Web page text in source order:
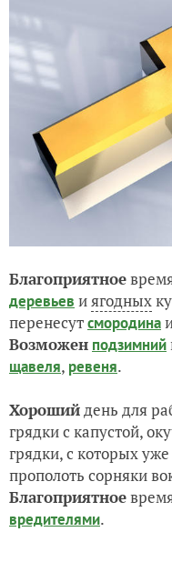
Благоприятное
деревьев иягодных
перенесутсмородина
Возможен подзимний
щавеля, ревеня.
Хорошийдень для
грядки с капустой,
грядки, с которых
прополоть сорняки
Благоприятное
вредителями.